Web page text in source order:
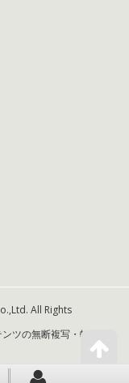
All Rights
ツの無断複写・転載・